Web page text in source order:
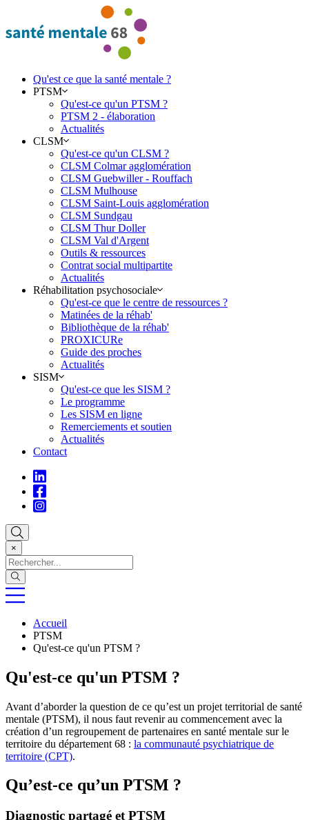
Qu'est ce que la santé mentale ?
PTSM
Qu'est-ce qu'un PTSM ?
PTSM 2 - élaboration
Actualités
CLSM
Qu'est-ce qu'un CLSM ?
CLSM Colmar agglomération
CLSM Guebwiller - Rouffach
CLSM Mulhouse
CLSM Saint-Louis agglomération
CLSM Sundgau
CLSM Thur Doller
CLSM Val d'Argent
Outils & ressources
Contrat social multipartite
Actualités
Réhabilitation psychosociale
Qu'est-ce que le centre de ressources ?
Matinées de la réhab'
Bibliothèque de la réhab'
PROXICURe
Guide des proches
Actualités
SISM
Qu'est-ce que les SISM ?
Le programme
Les SISM en ligne
Remerciements et soutien
Actualités
Contact
×
Accueil
PTSM
Qu'est-ce qu'un PTSM ?
Qu'est-ce qu'un PTSM ?
Avant d’aborder la question de ce qu’est un projet territorial de santé
mentale (PTSM), il nous faut revenir au commencement avec la
création d’un regroupement de partenaires en santé mentale sur le
territoire du département 68 : la communauté psychiatrique de
territoire (CPT).
Qu’est-ce qu’un PTSM ?
Diagnostic partagé et PTSM